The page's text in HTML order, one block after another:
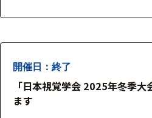
件
製
開催日：終了
「日本視覚学会 2025年冬季大
ます